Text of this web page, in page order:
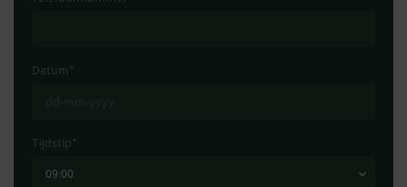
Datum *
Tijdstip*